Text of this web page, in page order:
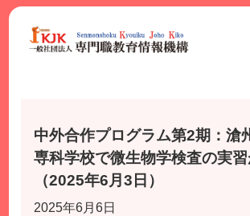
Skip
content
中外合作プログラム第2期：滄
専科学校で微生物学検査の実
（2025年6月3日）
2025年6月6日